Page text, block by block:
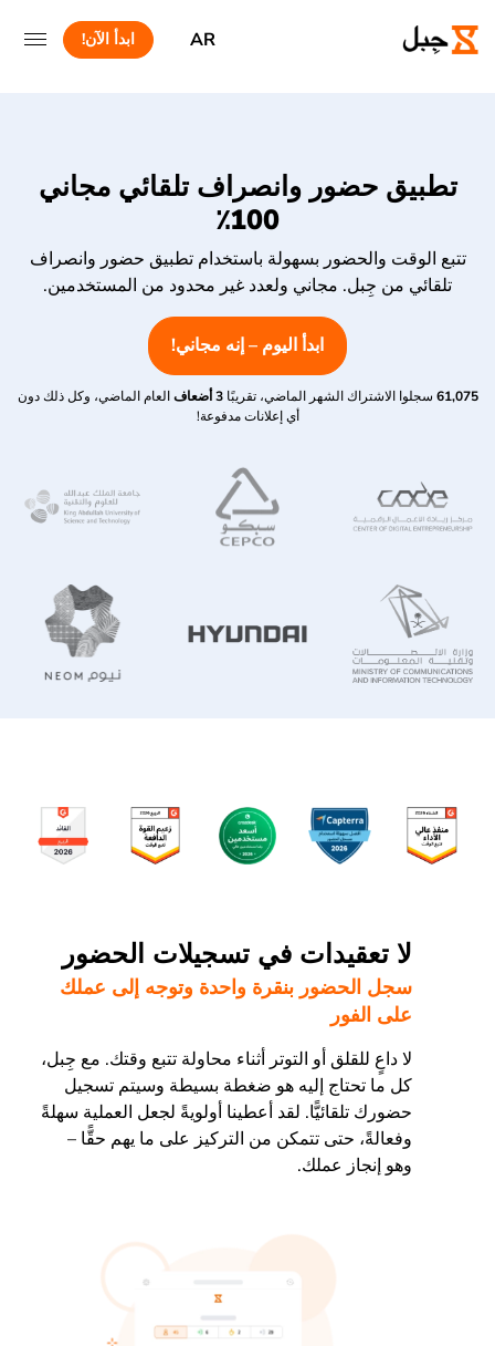
AR ابدأ الآن!
تطبيق حضور وانصراف تلقائي مجاني
100٪
تتبع الوقت والحضور بسهولة باستخدام تطبيق حضور وانصراف
تلقائي من جِبل. مجاني ولعدد غير محدود من المستخدمين.
ابدأ اليوم – إنه مجاني!
61,075 سجلوا الاشتراك الشهر الماضي، تقريبًا 3 أضعاف
العام الماضي، وكل ذلك دون
أي إعلانات مدفوعة!
لا تعقيدات في تسجيلات الحضور
سجل الحضور بنقرة واحدة وتوجه إلى عملك
على الفور
لا داعٍ للقلق أو التوتر أثناء محاولة تتبع وقتك. مع جِبل،
كل ما تحتاج إليه هو ضغطة بسيطة وسيتم تسجيل
حضورك تلقائيًّا. لقد أعطينا أولويةً لجعل العملية سهلةً
وفعالةً، حتى تتمكن من التركيز على ما يهم حقًّا –
وهو إنجاز عملك.